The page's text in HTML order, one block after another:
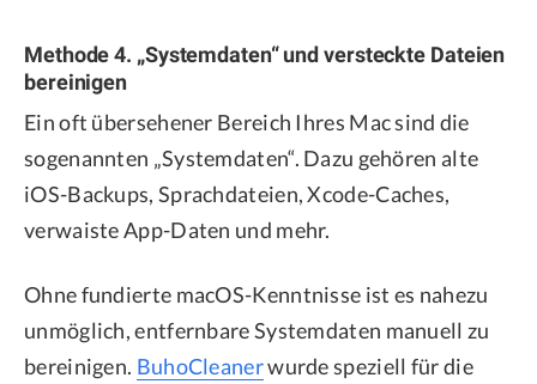
Methode 4. „Systemdaten“ und versteckte Dateien
bereinigen
Ein oft übersehener Bereich Ihres Mac sind die
sogenannten „Systemdaten“. Dazu gehören alte
iOS-Backups, Sprachdateien, Xcode-Caches,
verwaiste App-Daten und mehr.
Ohne fundierte macOS-Kenntnisse ist es nahezu
unmöglich, entfernbare Systemdaten manuell zu
bereinigen. BuhoCleanerwurde speziell für die